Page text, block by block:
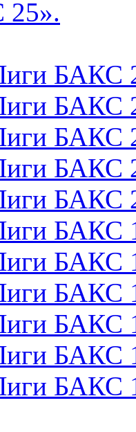
25».
БАКС
БАКС
БАКС
БАКС
БАКС
БАКС
БАКС
БАКС
БАКС
БАКС
БАКС